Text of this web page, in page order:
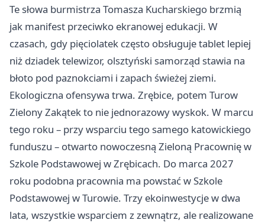
Te słowa burmistrza Tomasza Kucharskiego brzmią
jak manifest przeciwko ekranowej edukacji. W
czasach, gdy pięciolatek często obsługuje tablet lepiej
niż dziadek telewizor, olsztyński samorząd stawia na
błoto pod paznokciami i zapach świeżej ziemi.
Ekologiczna ofensywa trwa. Zrębice, potem Turow
Zielony Zakątek to nie jednorazowy wyskok. W marcu
tego roku – przy wsparciu tego samego katowickiego
funduszu – otwarto nowoczesną Zieloną Pracownię w
Szkole Podstawowej w Zrębicach. Do marca 2027
roku podobna pracownia ma powstać w Szkole
Podstawowej w Turowie. Trzy ekoinwestycje w dwa
lata, wszystkie wsparciem z zewnątrz, ale realizowane